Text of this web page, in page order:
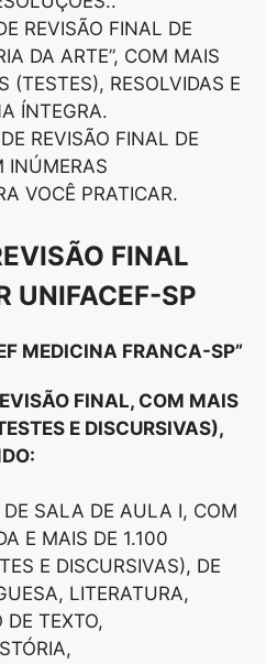
REVISÃO FINAL DE
DA ARTE”, COM MAIS
(TESTES), RESOLVIDAS E
ÍNTEGRA.
REVISÃO FINAL DE
INÚMERAS
VOCÊ PRATICAR.
FINAL
UNIFACEF-SP
MEDICINA FRANCA-SP”
FINAL, COM MAIS
E DISCURSIVAS),
SALA DE AULA I, COM
E MAIS DE 1.100
E DISCURSIVAS), DE
LITERATURA,
DE TEXTO,